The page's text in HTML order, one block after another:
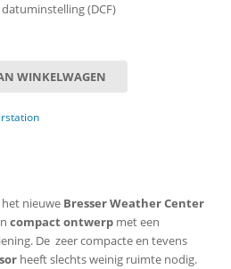
(DCF)
WINKELWAGEN
nieuwe Bresser Weather Center
compact ontwerp met een
De zeer compacte en tevens
heeft slechts weinig ruimte nodig.